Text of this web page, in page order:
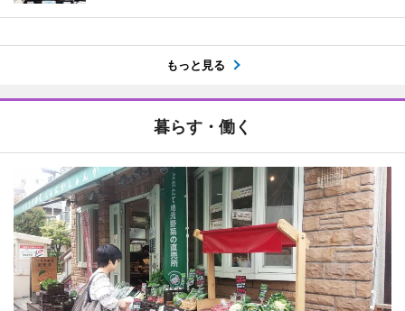
もっと見る
暮らす・働く